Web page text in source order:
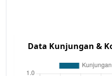
Data Kunjungan &